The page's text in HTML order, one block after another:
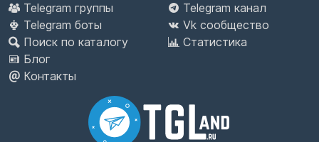
Telegram группы
Telegram боты
Поиск по каталогу
Блог
Контакты
Telegram канал
Vk сообщество
Статистика